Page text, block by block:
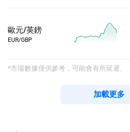
歐元/英鎊
EUR/GBP
*市場數據僅供參考，可能會有所延遲。
加載更多